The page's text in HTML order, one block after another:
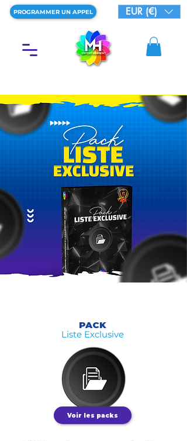
PROGRAMMER UN APPEL EUR (€)
PACK
Liste Exclusive
Voir les packs